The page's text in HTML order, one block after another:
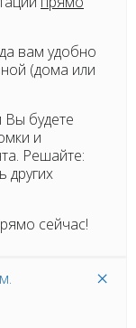
вам удобно
(дома или
Вы будете
и
Решайте:
других
сейчас!